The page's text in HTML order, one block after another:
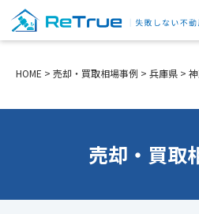
HOME > 売却・買取相場事例 > 兵庫県 >
売却・買取